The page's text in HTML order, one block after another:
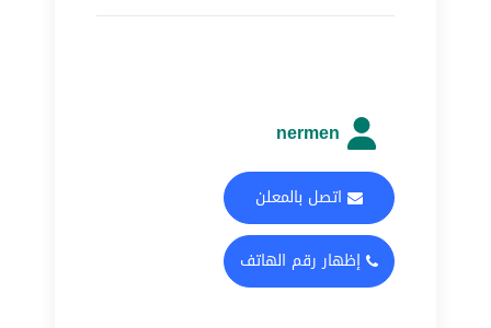
nermen
اتصل بالمعلن
إظهار رقم الهاتف